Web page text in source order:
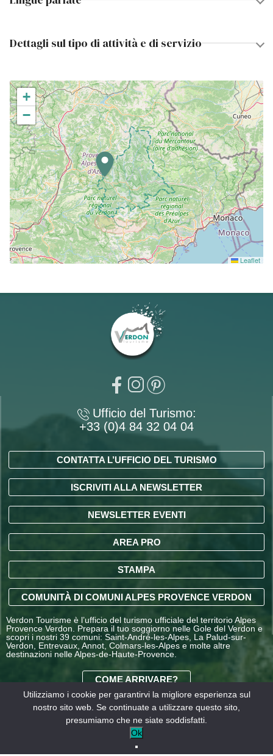
Dettagli sul tipo di attività e di servizio
+
−
Leaflet
Ufficio del Turismo:
+33 (0)4 84 32 04 04
CONTATTA L’UFFICIO DEL TURISMO
ISCRIVITI ALLA NEWSLETTER
NEWSLETTER EVENTI
AREA PRO
STAMPA
COMUNITÀ DI COMUNI ALPES PROVENCE VERDON
Verdon Tourisme è l’ufficio del turismo ufficiale del territorio Alpes
Provence Verdon. Prepara il tuo soggiorno nelle Gole del Verdon e
scopri i nostri 39 comuni: Saint-André-les-Alpes, La Palud-sur-
Verdon, Entrevaux, Annot, Colmars-les-Alpes e molte altre
destinazioni nelle Alpes-de-Haute-Provence.
COME ARRIVARE?
CONDIZIONI GENERALI
DI VENDITA OFFICE DE
TOURISME
INTERCOMMUNAL –
VERDON TOURISME
Utilizziamo i cookie per garantirvi la migliore esperienza sul
nostro sito web. Se continuate a utilizzare questo sito,
presumiamo che ne siate soddisfatti.
Ok